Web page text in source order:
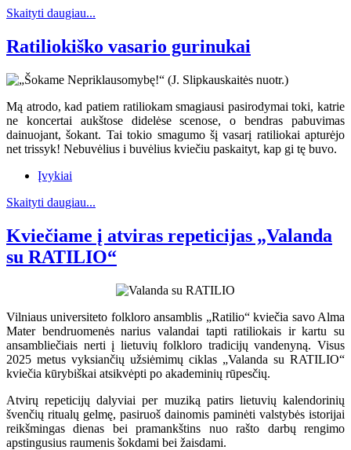
Skaityti daugiau...
Ratiliokiško vasario gurinukai
Mą atrodo, kad patiem ratiliokam smagiausi pasirodymai toki, katrie
ne koncertai aukštose didelėse scenose, o bendras pabuvimas
dainuojant, šokant. Tai tokio smagumo šį vasarį ratiliokai apturėjo
net trissyk! Nebuvėlius i buvėlius kviečiu paskaityt, kap gi tę buvo.
Įvykiai
Skaityti daugiau...
Kviečiame į atviras repeticijas „Valanda
su RATILIO“
Vilniaus universiteto folkloro ansamblis „Ratilio“ kviečia savo Alma
Mater bendruomenės narius valandai tapti ratiliokais ir kartu su
ansambliečiais nerti į lietuvių folkloro tradicijų vandenyną. Visus
2025 metus vyksiančių užsiėmimų ciklas „Valanda su RATILIO“
kviečia kūrybiškai atsikvėpti po akademinių rūpesčių.
Atvirų repeticijų dalyviai per muziką patirs lietuvių kalendorinių
švenčių ritualų gelmę, pasiruoš dainomis paminėti valstybės istorijai
reikšmingas dienas bei pramankštins nuo rašto darbų rengimo
apstingusius raumenis šokdami bei žaisdami.